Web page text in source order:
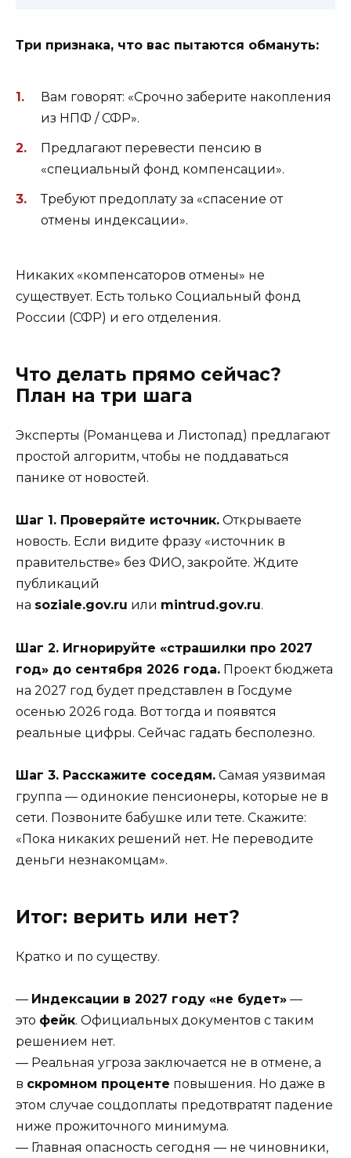
Три признака, что вас пытаются обмануть:
Вам говорят: «Срочно заберите накопления
из НПФ / СФР».
Предлагают перевести пенсию в
«специальный фонд компенсации».
Требуют предоплату за «спасение от
отмены индексации».
Никаких «компенсаторов отмены» не
существует. Есть только Социальный фонд
России (СФР) и его отделения.
Что делать прямо сейчас?
План на три шага
Эксперты (Романцева и Листопад) предлагают
простой алгоритм, чтобы не поддаваться
панике от новостей.
Шаг 1. Проверяйте источник. Открываете
новость. Если видите фразу «источник в
правительстве» без ФИО, закройте. Ждите
публикаций
на soziale.gov.ru или mintrud.gov.ru.
Шаг 2. Игнорируйте «страшилки про 2027
год» до сентября 2026 года. Проект бюджета
на 2027 год будет представлен в Госдуме
осенью 2026 года. Вот тогда и появятся
реальные цифры. Сейчас гадать бесполезно.
Шаг 3. Расскажите соседям. Самая уязвимая
группа — одинокие пенсионеры, которые не в
сети. Позвоните бабушке или тете. Скажите:
«Пока никаких решений нет. Не переводите
деньги незнакомцам».
Итог: верить или нет?
Кратко и по существу.
— Индексации в 2027 году «не будет» —
это фейк. Официальных документов с таким
решением нет.
— Реальная угроза заключается не в отмене, а
в скромном проценте повышения. Но даже в
этом случае соцдоплаты предотвратят падение
ниже прожиточного минимума.
— Главная опасность сегодня — не чиновники,